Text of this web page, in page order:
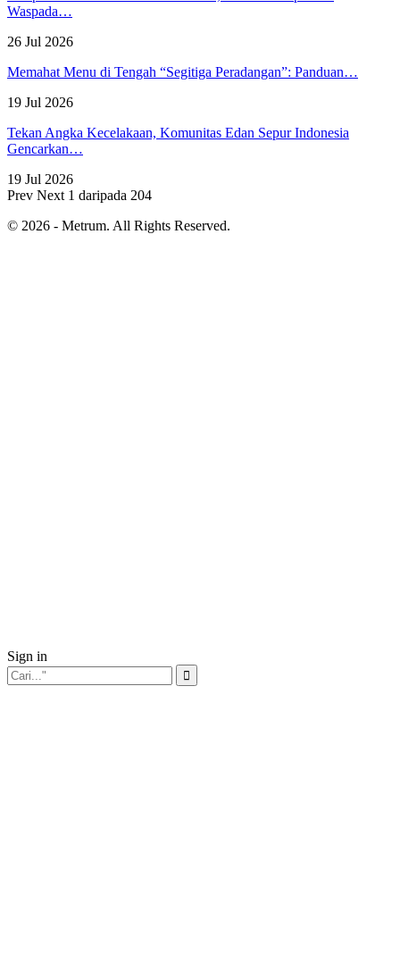
Waspada…
26 Jul 2026
Memahat Menu di Tengah “Segitiga Peradangan”: Panduan…
19 Jul 2026
Tekan Angka Kecelakaan, Komunitas Edan Sepur Indonesia
Gencarkan…
19 Jul 2026
Prev Next 1 daripada 204
© 2026 - Metrum. All Rights Reserved.
Sign in